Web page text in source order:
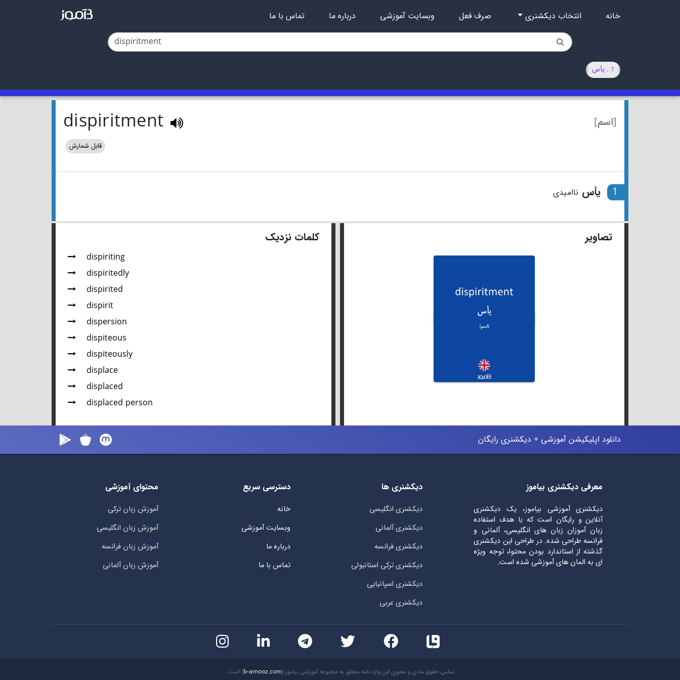
خانه انتخاب دیکشنری صرف فعل وبسایت آموزشی درباره ما تماس با ما
1 . یأس
[اسم] dispiritment
قابل شمارش
1 یأس ناامیدی
تصاویر کلمات نزدیک
dispiriting
dispiritedly
dispirited
dispirit
dispersion
dispiteous
dispiteously
displace
displaced
displaced person
دانلود اپلیکیشن آموزشی + دیکشنری رایگان
معرفی دیکشنری بیاموز
دیکشنری آموزشی بیاموز، یک دیکشنری
آنلاین و رایگان است که با هدف استفاده
زبان آموزان زبان های انگلیسی، آلمانی و
فرانسه طراحی شده. در طراحی این دیکشنری
گذشته از استاندارد بودن محتوا، توجه ویژه
ای به المان های آموزشی شده است.
دیکشنری ها
دیکشنری انگلیسی
دیکشنری آلمانی
دیکشنری فرانسه
دیکشنری ترکی استانبولی
دیکشنری اسپانیایی
دیکشنری عربی
دسترسی سریع
خانه
وبسایت آموزشی
درباره ما
تماس با ما
محتوای آموزشی
آموزش زبان ترکی
آموزش زبان انگلیسی
آموزش زبان فرانسه
آموزش زبان آلمانی
تمامی حقوق مادی و معنوی این واژه نامه متعلق به مجموعه آموزشی بیاموز (b-amooz.com) است.